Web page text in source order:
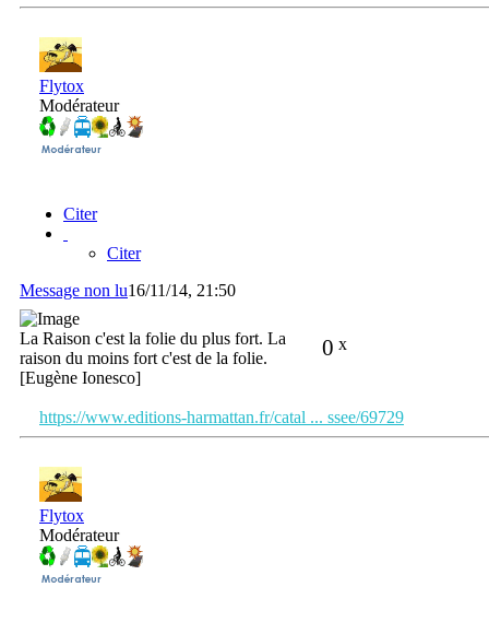
Flytox
Modérateur
Citer
Citer
Message non lu16/11/14, 21:50
0 x
La Raison c'est la folie du plus fort. La
raison du moins fort c'est de la folie.
[Eugène Ionesco]
https://www.editions-harmattan.fr/catal ... ssee/69729
Flytox
Modérateur